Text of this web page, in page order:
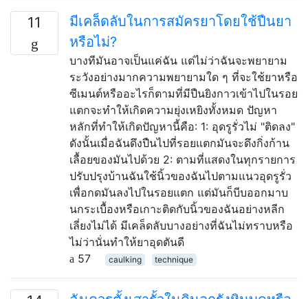
11
มีเคล็ดลับในการสมัครยาโดยใช้ปืนยา
หรือไม่?
บางทีมันอาจเป็นแค่ฉัน แต่ไม่ว่าฉันจะพยายาม
ระวังอย่างมากความพยายามใด ๆ ที่จะใช้ยาหรือ
ซีเมนต์หรืออะไรก็ตามที่มีปืนยิงกาวเข้าไปในรอย
แตกจะทำให้เกิดความยุ่งเหยิงทั้งหมด ปัญหา
หลักที่ทำให้เกิดปัญหานี้คือ: 1: อุดรูรั่วไม่ "ติดลง"
ดังนั้นเมื่อฉันดึงปืนไปที่รอยแตกมันจะดึงกิ่งก้าน
เลื้อยของมันไปด้วย 2: ตามที่แสดงในทุกรายการ
ปรับปรุงบ้านฉันใช้นิ้วของฉันไปตามแนวอุดรูรั่ว
เพื่อกดมันลงไปในรอยแตก แต่มันก็บีบออกมาบ
นกระเบื้องหรือเกาะติดกับนิ้วของฉันอย่างหลีก
เลี่ยงไม่ได้ มีเคล็ดลับบางอย่างที่ฉันไม่ทราบหรือ
ไม่ว่านั่นทำให้ยาอุดตันดี
57
caulking technique